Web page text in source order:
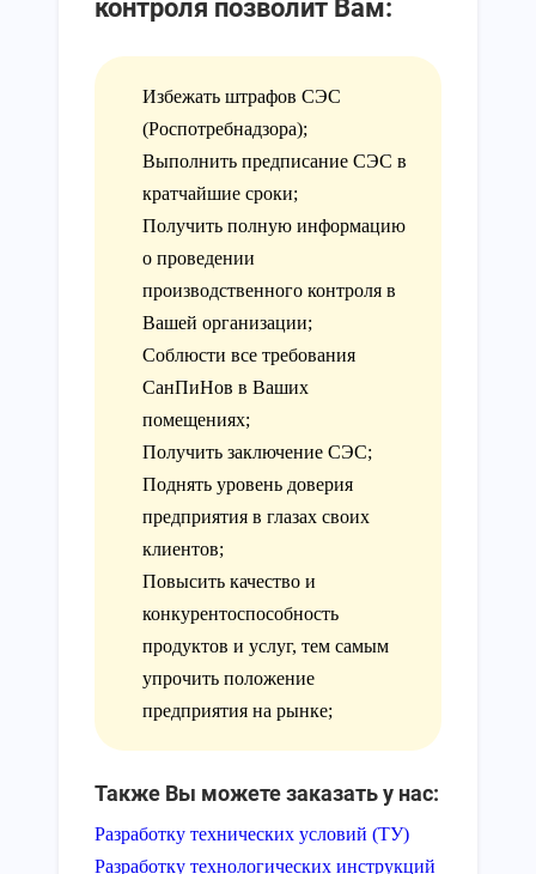
контроля позволит Вам:
Избежать штрафов СЭС
(Роспотребнадзора);
Выполнить предписание СЭС в
кратчайшие сроки;
Получить полную информацию
о проведении
производственного контроля в
Вашей организации;
Соблюсти все требования
СанПиНов в Ваших
помещениях;
Получить заключение СЭС;
Поднять уровень доверия
предприятия в глазах своих
клиентов;
Повысить качество и
конкурентоспособность
продуктов и услуг, тем самым
упрочить положение
предприятия на рынке;
Также Вы можете заказать у нас:
Разработку технических условий (ТУ)
Разработку технологических инструкций